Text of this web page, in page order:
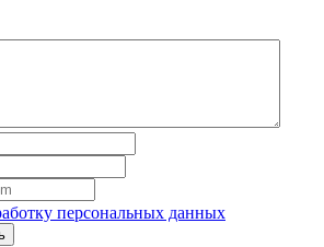
персональных данных